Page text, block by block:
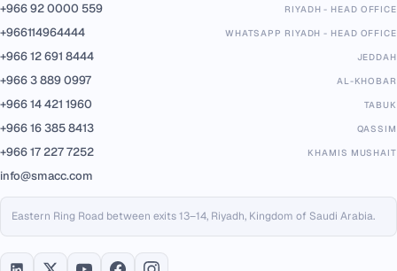
+966 92 0000 559 RIYADH - HEAD OFFICE
+966114964444 WHATSAPP RIYADH - HEAD OFFICE
+966 12 691 8444 JEDDAH
+966 3 889 0997 AL-KHOBAR
+966 14 421 1960 TABUK
+966 16 385 8413 QASSIM
+966 17 227 7252 KHAMIS MUSHAIT
info@smacc.com
Eastern Ring Road between exits 13–14, Riyadh, Kingdom of Saudi Arabia.